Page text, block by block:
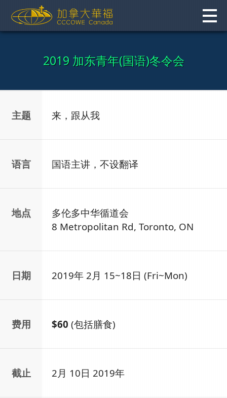
content
2019 加东青年(国语)冬令会
主题 来，跟从我
语言 国语主讲，不设翻译
地点
多伦多中华循道会
8 Metropolitan Rd, Toronto, ON
日期 2019年 2月 15~18日 (Fri~Mon)
费用 $60 (包括膳食)
截止 2月 10日 2019年